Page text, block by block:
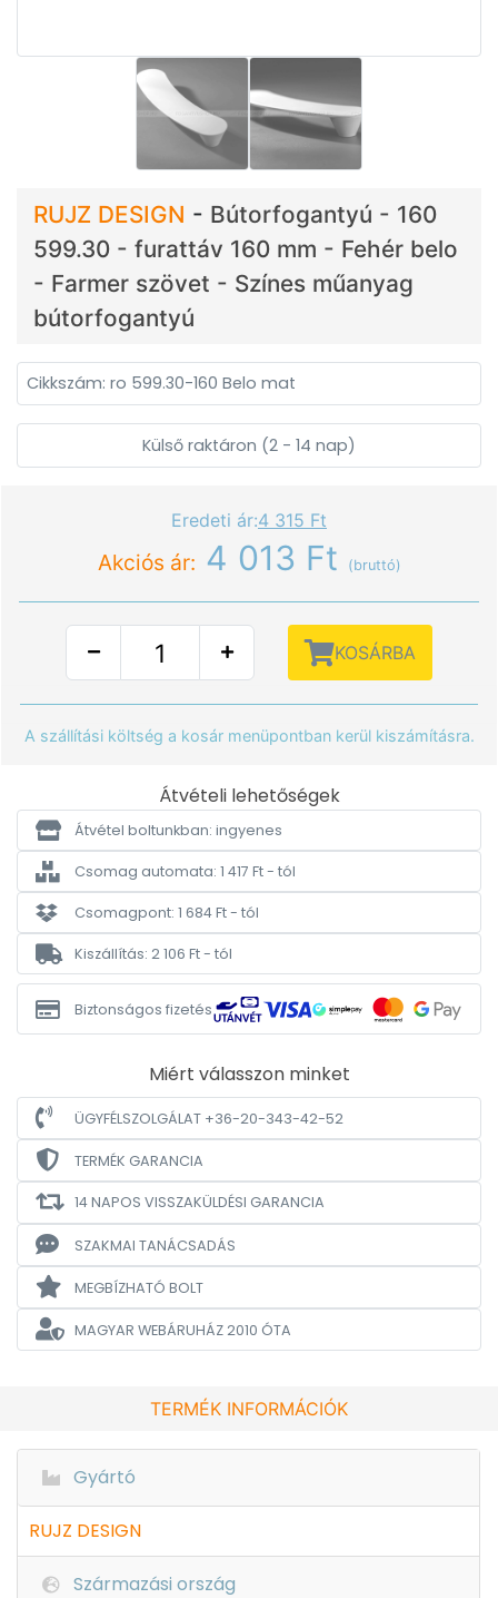
RUJZ DESIGN - Bútorfogantyú - 160
599.30 - furattáv 160 mm - Fehér belo
- Farmer szövet - Színes műanyag
bútorfogantyú
Cikkszám: ro 599.30-160 Belo mat
Külső raktáron (2 - 14 nap)
Eredeti ár:4 315 Ft
Akciós ár: 4 013 Ft (bruttó)
KOSÁRBA
A szállítási költség a kosár menüpontban kerül kiszámításra.
Átvételi lehetőségek
Átvétel boltunkban: ingyenes
Csomag automata: 1 417 Ft - tól
Csomagpont: 1 684 Ft - tól
Kiszállítás: 2 106 Ft - tól
Biztonságos fizetés
Miért válasszon minket
ÜGYFÉLSZOLGÁLAT +36-20-343-42-52
TERMÉK GARANCIA
14 NAPOS VISSZAKÜLDÉSI GARANCIA
SZAKMAI TANÁCSADÁS
MEGBÍZHATÓ BOLT
MAGYAR WEBÁRUHÁZ2010 ÓTA
TERMÉK INFORMÁCIÓK
Gyártó
RUJZ DESIGN
Származási ország